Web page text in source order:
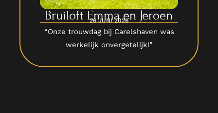
Bruiloft Emma en Jeroen
26 JUNI 2026
“Onze trouwdag bij Carelshaven was
werkelijk onvergetelijk!”